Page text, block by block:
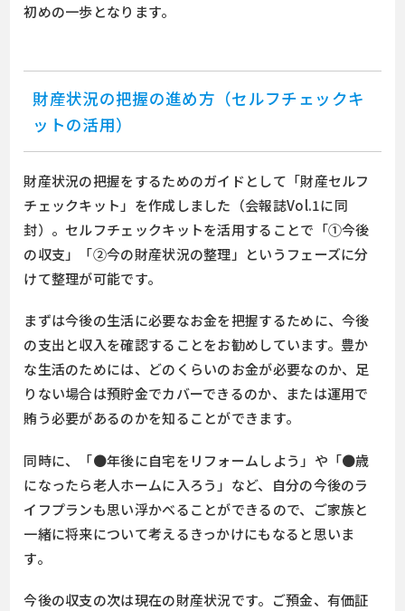
初めの一歩となります。
財産状況の把握の進め方（セルフチェックキ
ットの活用）
財産状況の把握をするためのガイドとして「財産セルフ
チェックキット」を作成しました（会報誌Vol.1に同
封）。セルフチェックキットを活用することで「①今後
の収支」「②今の財産状況の整理」というフェーズに分
けて整理が可能です。
まずは今後の生活に必要なお金を把握するために、今後
の支出と収入を確認することをお勧めしています。豊か
な生活のためには、どのくらいのお金が必要なのか、足
りない場合は預貯金でカバーできるのか、または運用で
賄う必要があるのかを知ることができます。
同時に、「●年後に自宅をリフォームしよう」や「●歳
になったら老人ホームに入ろう」など、自分の今後のラ
イフプランも思い浮かべることができるので、ご家族と
一緒に将来について考えるきっかけにもなると思いま
す。
今後の収支の次は現在の財産状況です。ご預金、有価証